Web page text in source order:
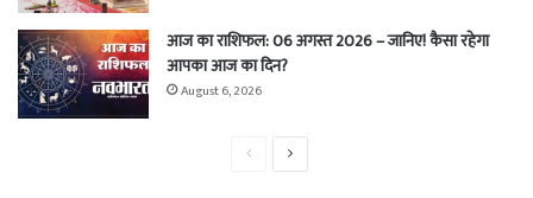
आज का राशिफल: 06 अगस्त 2026 – जानिए! कैसा रहेगा
आपका आज का दिन?
August 6, 2026
PreviousNext